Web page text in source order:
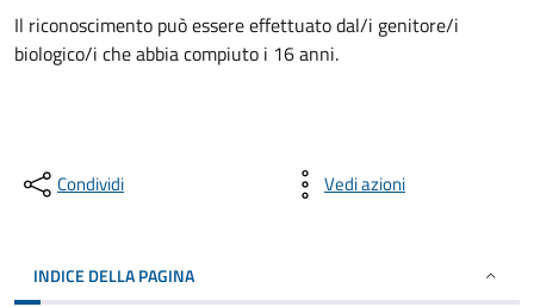
Il riconoscimento può essere effettuato dal/i genitore/i
biologico/i che abbia compiuto i 16 anni.
Condividi Vedi azioni
INDICE DELLA PAGINA